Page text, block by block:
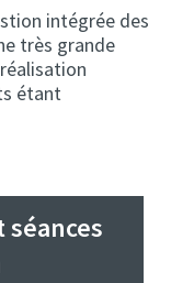
intégrée des
très grande
étant